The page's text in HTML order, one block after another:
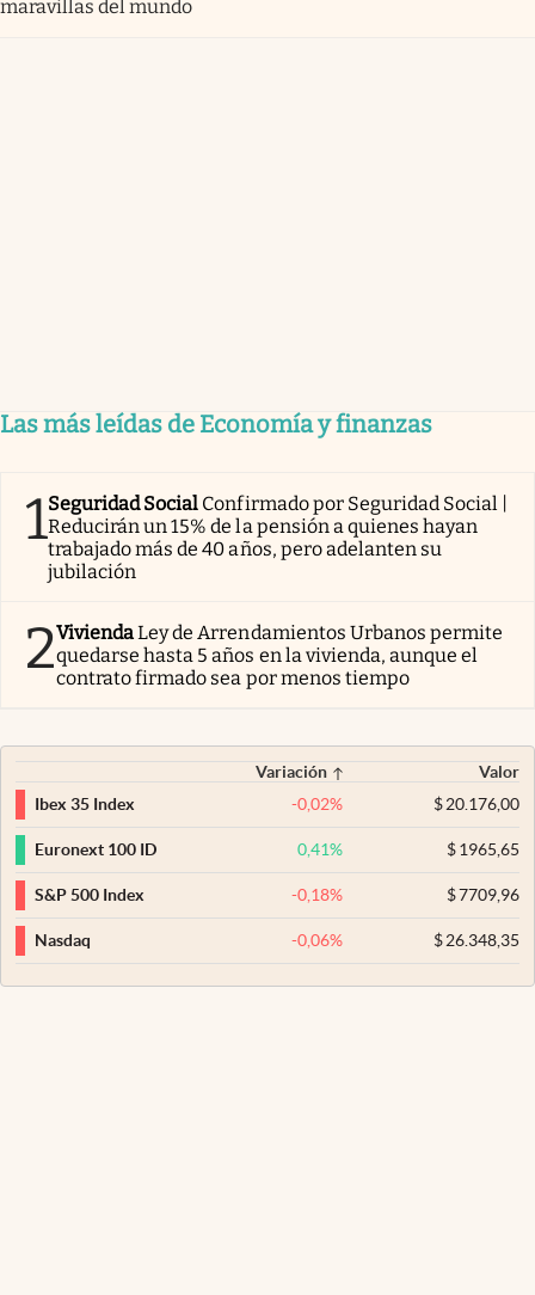
maravillas del mundo
Las más leídas de Economía y finanzas
1Seguridad Social Confirmado por Seguridad Social |
Reducirán un 15% de la pensión a quienes hayan
trabajado más de 40 años, pero adelanten su
jubilación
2ViviendaLey de Arrendamientos Urbanos permite
quedarse hasta 5 años en la vivienda, aunque el
contrato firmado sea por menos tiempo
Variación
Valor
Ibex 35 Index
-0,02% $20.176,00
Euronext 100 ID 0,41% $1965,65
S&P 500 Index -0,18% $7709,96
Nasdaq -0,06% $26.348,35